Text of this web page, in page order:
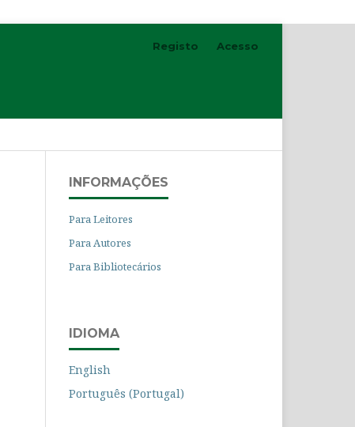
Registo Acesso
INFORMAÇÕES
Para Leitores
Para Autores
Para Bibliotecários
IDIOMA
English
Português (Portugal)